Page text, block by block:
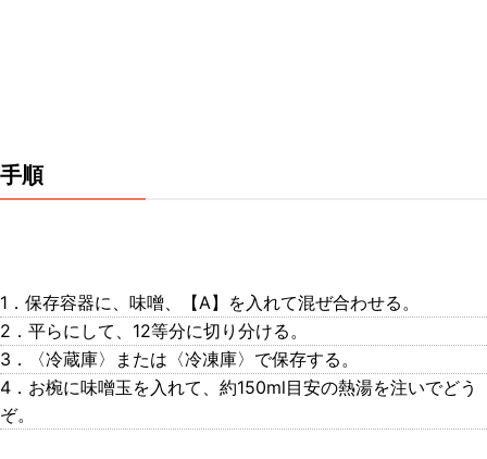
手順
1．保存容器に、味噌、【A】を入れて混ぜ合わせる。
2．平らにして、12等分に切り分ける。
3．〈冷蔵庫〉または〈冷凍庫〉で保存する。
4．お椀に味噌玉を入れて、約150ml目安の熱湯を注いでどう
ぞ。